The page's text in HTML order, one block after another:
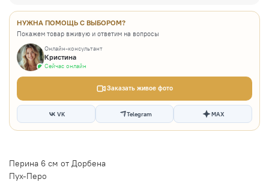
НУЖНА ПОМОЩЬ С ВЫБОРОМ?
Покажем товар вживую и ответим на вопросы
Онлайн-консультант
Кристина
Сейчас онлайн
Заказать живое фото
VK Telegram MAX
Перина 6 см от Дорбена
Пух-Перо